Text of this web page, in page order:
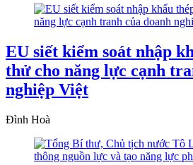
EU siết kiểm soát nhập
thử cho năng lực cạnh
nghiệp Việt
Đình Hoà